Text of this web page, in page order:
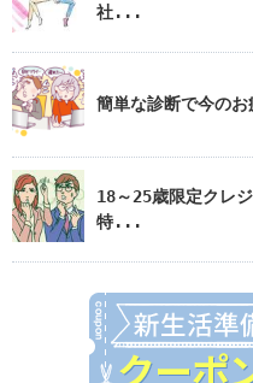
社...
簡単な診断で今のお
18～25歳限定クレ
特...